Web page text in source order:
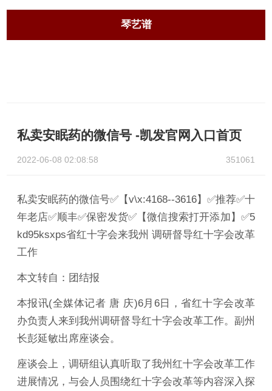
琴艺谱
私卖安眠药的微信号 -凯发官网入口首页
2022-06-08 02:08:58 351061
私卖安眠药的微信号✅【v\x:4168--3616】✅推荐✅十
年老店✅顺丰✅保密发货✅【微信搜索打开添加】✅5
kd95ksxps省红十字会来我州 调研督导红十字会改革
工作
本文转自：团结报
本报讯(全媒体记者 唐 庆)6月6日，省红十字会改革
办负责人来到我州调研督导红十字会改革工作。副州
长彭延敏出席座谈会。
座谈会上，调研组认真听取了我州红十字会改革工作
进展情况，与会人员围绕红十字会改革等内容深入探